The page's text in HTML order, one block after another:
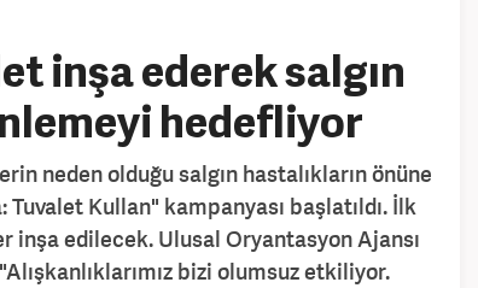
inşa ederek salgın
hedefliyor
neden olduğu salgın hastalıkların önüne
Kullan" kampanyası başlatıldı. İlk
inşa edilecek. Ulusal Oryantasyon Ajansı
bizi olumsuz etkiliyor.